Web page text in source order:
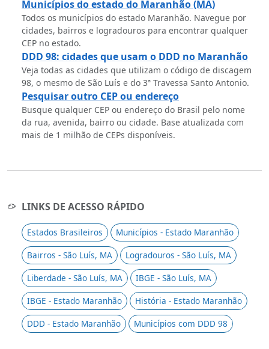
Municípios do estado do Maranhão (MA)
Todos os municípios do estado Maranhão. Navegue por
cidades, bairros e logradouros para encontrar qualquer
CEP no estado.
DDD 98: cidades que usam o DDD no Maranhão
Veja todas as cidades que utilizam o código de discagem
98, o mesmo de São Luís e do 3ª Travessa Santo Antonio.
Pesquisar outro CEP ou endereço
Busque qualquer CEP ou endereço do Brasil pelo nome
da rua, avenida, bairro ou cidade. Base atualizada com
mais de 1 milhão de CEPs disponíveis.
LINKS DE ACESSO RÁPIDO
Estados Brasileiros
Municípios - Estado Maranhão
Bairros - São Luís, MA
Logradouros - São Luís, MA
Liberdade - São Luís, MA
IBGE - São Luís, MA
IBGE - Estado Maranhão
História - Estado Maranhão
DDD - Estado Maranhão
Municípios com DDD 98